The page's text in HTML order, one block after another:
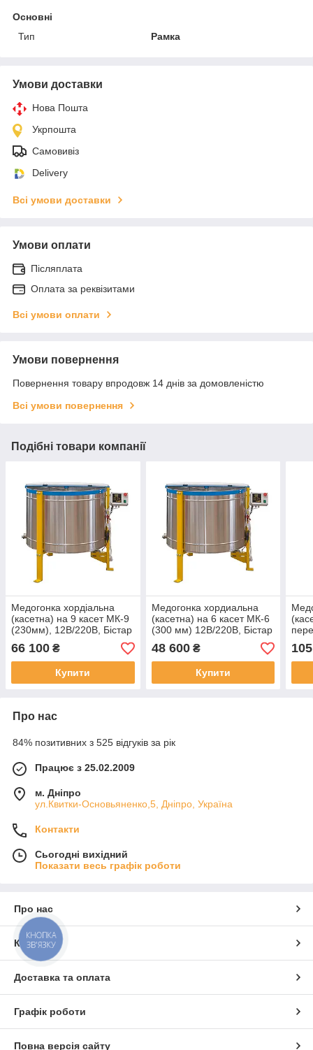
Основні
Тип
Рамка
Умови доставки
Нова Пошта
Укрпошта
Самовивіз
Delivery
Всі умови доставки
Умови оплати
Післяплата
Оплата за реквізитами
Всі умови оплати
Умови повернення
Повернення товару впродовж 14 днів за домовленістю
Всі умови повернення
Подібні товари компанії
Медогонка хордіальна
(касетна) на 9 касет МК-9
(230мм), 12В/220В, Бістар
66 100 ₴
Купити
Медогонка хордиальна
(касетна) на 6 касет МК-6
(300 мм) 12В/220В, Бістар
48 600₴
Купити
Про нас
84% позитивних з 525 відгуків за рік
Працює з 25.02.2009
м. Дніпро
ул.Квитки-Основьяненко,5, Дніпро, Україна
Контакти
Сьогодні вихідний
Показати весь графік роботи
Про нас
Контакти
Доставка та оплата
Графік роботи
Повна версія сайту
КНОПКА
ЗВ'ЯЗКУ